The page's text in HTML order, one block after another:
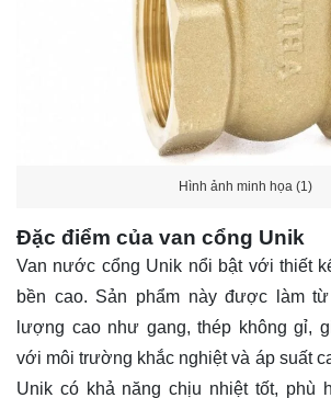
Hình ảnh minh họa (1)
Đặc điểm của van cổng Unik
Van nước cổng Unik nổi bật với thiết
bền cao. Sản phẩm này được làm
lượng cao như gang, thép không gỉ,
với môi trường khắc nghiệt và áp suất
Unik có khả năng chịu nhiệt tốt, phù